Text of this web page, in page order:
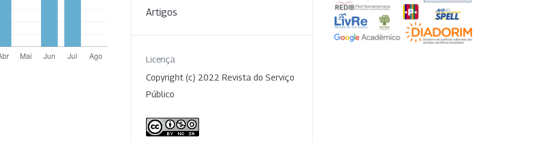
Artigos
Licença
Copyright (c) 2022 Revista do Serviço
Público